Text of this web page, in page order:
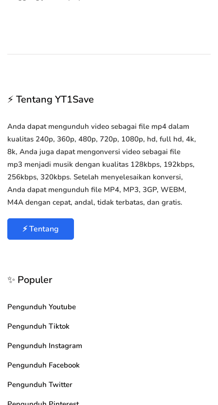
⚡ Tentang YT1Save
Anda dapat mengunduh video sebagai file mp4 dalam
kualitas 240p, 360p, 480p, 720p, 1080p, hd, full hd, 4k,
8k, Anda juga dapat mengonversi video sebagai file
mp3 menjadi musik dengan kualitas 128kbps, 192kbps,
256kbps, 320kbps. Setelah menyelesaikan konversi,
Anda dapat mengunduh file MP4, MP3, 3GP, WEBM,
M4A dengan cepat, andal, tidak terbatas, dan gratis.
⚡ Tentang
✨ Populer
Pengunduh Youtube
Pengunduh Tiktok
Pengunduh Instagram
Pengunduh Facebook
Pengunduh Twitter